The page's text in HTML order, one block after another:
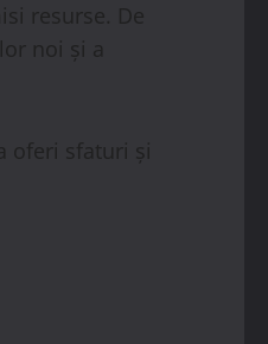
resurse. De
noi și a
oferi sfaturi și